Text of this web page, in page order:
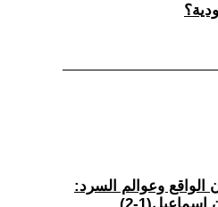
الواقع وعوالم السرد: